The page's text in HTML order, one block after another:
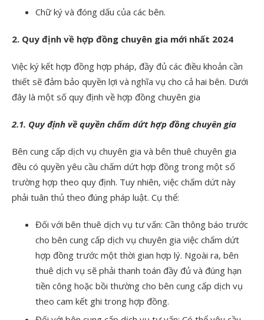
Chữ ký và đóng dấu của các bên.
2. Quy định về hợp đồng chuyên gia mới nhất 2024
Việc ký kết hợp đồng hợp pháp, đầy đủ các điều khoản cần
thiết sẽ đảm bảo quyền lợi và nghĩa vụ cho cả hai bên. Dưới
đây là một số quy định về hợp đồng chuyên gia
2.1. Quy định về quyền chấm dứt hợp đồng chuyên gia
Bên cung cấp dịch vụ chuyên gia và bên thuê chuyên gia
đều có quyền yêu cầu chấm dứt hợp đồng trong một số
trường hợp theo quy định. Tuy nhiên, việc chấm dứt này
phải tuân thủ theo đúng pháp luật. Cụ thể:
Đối với bên thuê dịch vụ tư vấn: Cần thông báo trước
cho bên cung cấp dịch vụ chuyên gia việc chấm dứt
hợp đồng trước một thời gian hợp lý. Ngoài ra, bên
thuê dịch vụ sẽ phải thanh toán đầy đủ và đúng hạn
tiền công hoặc bồi thường cho bên cung cấp dịch vụ
theo cam kết ghi trong hợp đồng.